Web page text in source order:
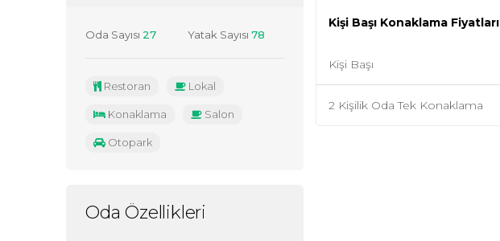
Kişi Başı Konaklama Fiyatları
Kişi Başı
2 Kişilik Oda Tek Konaklama
Oda Sayısı 27 Yatak Sayısı 78
Restoran Lokal
Konaklama Salon
Otopark
Oda Özellikleri